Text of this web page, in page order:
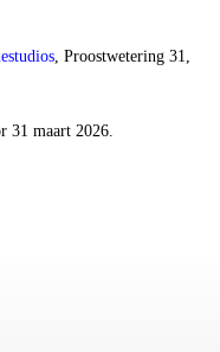
, Proostwetering 31,
31 maart 2026.